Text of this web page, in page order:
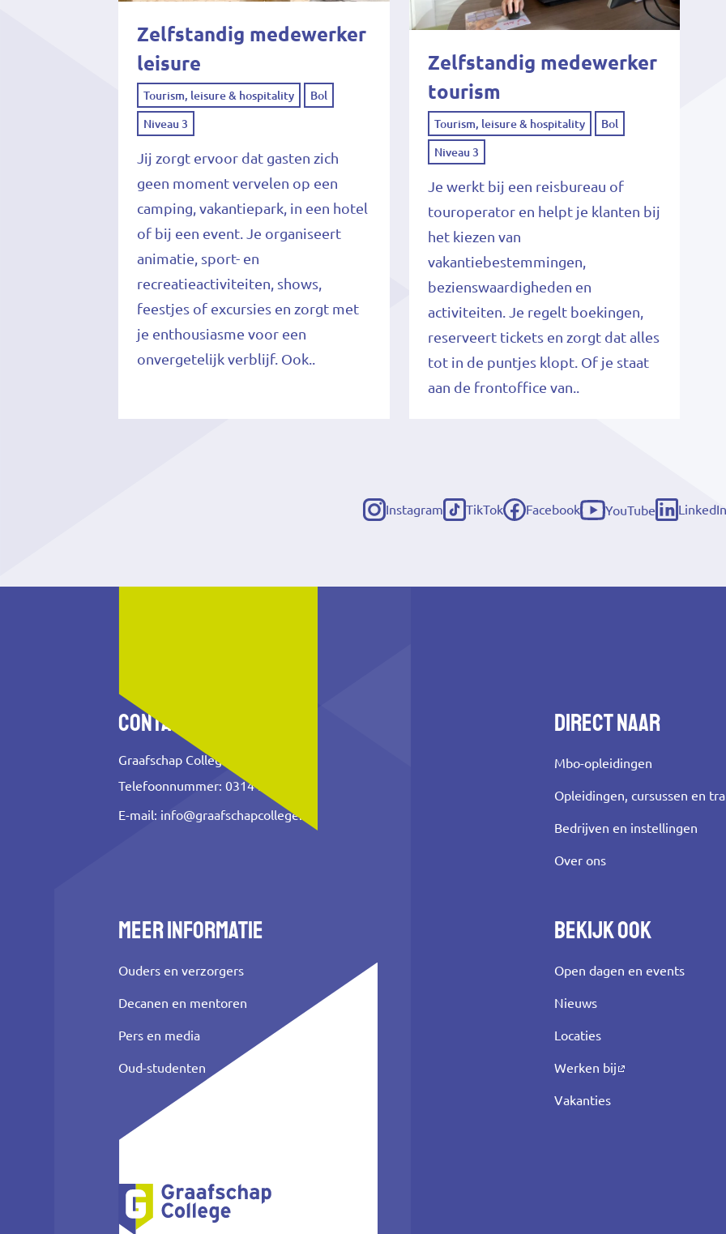
Zelfstandig medewerker
leisure
Tourism, leisure & hospitality Bol
Niveau 3
Jij zorgt ervoor dat gasten zich
geen moment vervelen op een
camping, vakantiepark, in een hotel
of bij een event. Je organiseert
animatie, sport- en
recreatieactiviteiten, shows,
feestjes of excursies en zorgt met
je enthousiasme voor een
onvergetelijk verblijf. Ook..
Zelfstandig medewerker
tourism
Tourism, leisure & hospitality Bol
Niveau 3
Je werkt bij een reisbureau of
touroperator en helpt je klanten bij
het kiezen van
vakantiebestemmingen,
bezienswaardigheden en
activiteiten. Je regelt boekingen,
reserveert tickets en zorgt dat alles
tot in de puntjes klopt. Of je staat
aan de frontoffice van..
Instagram
(externe
TikTok
(externe
Facebook
(externe
YouTube
(externe
LinkedIn
(externe
Contact
Graafschap College
Telefoonnummer: 0314 353 500
E-mail: info@graafschapcollege.nl
Direct naar
Mbo-opleidingen
Opleidingen, cursussen en
Bedrijven en instellingen
Over ons
Meer informatie
Ouders en verzorgers
Decanen en mentoren
Pers en media
Oud-studenten
Bekijk ook
Open dagen en events
Nieuws
Locaties
Werken bij
Vakanties